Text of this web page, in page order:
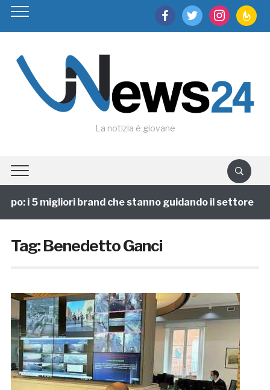
facebooktwitter instagram
La notizia è giovane
i 5 migliori brand che stanno guidando il settore
Tag:Benedetto Ganci